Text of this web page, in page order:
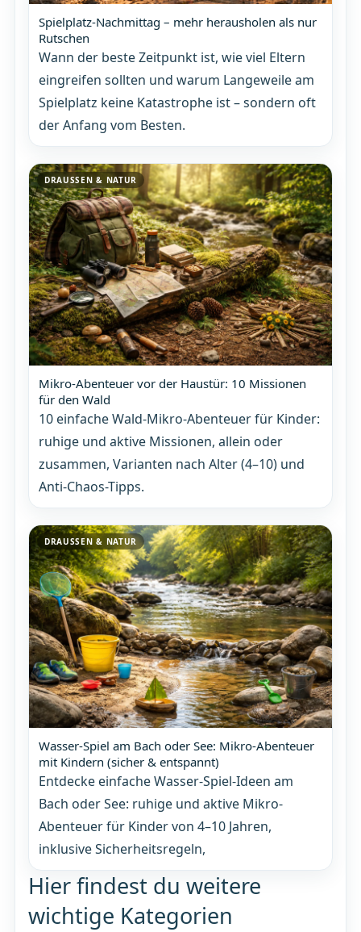
Spielplatz-Nachmittag – mehr herausholen als nur
Rutschen
Wann der beste Zeitpunkt ist, wie viel Eltern
eingreifen sollten und warum Langeweile am
Spielplatz keine Katastrophe ist – sondern oft
der Anfang vom Besten.
DRAUSSEN & NATUR
Mikro-Abenteuer vor der Haustür: 10 Missionen
für den Wald
10 einfache Wald-Mikro-Abenteuer für Kinder:
ruhige und aktive Missionen, allein oder
zusammen, Varianten nach Alter (4–10) und
Anti-Chaos-Tipps.
DRAUSSEN & NATUR
Wasser-Spiel am Bach oder See: Mikro-Abenteuer
mit Kindern (sicher & entspannt)
Entdecke einfache Wasser-Spiel-Ideen am
Bach oder See: ruhige und aktive Mikro-
Abenteuer für Kinder von 4–10 Jahren,
inklusive Sicherheitsregeln,
Hier findest du weitere
wichtige Kategorien